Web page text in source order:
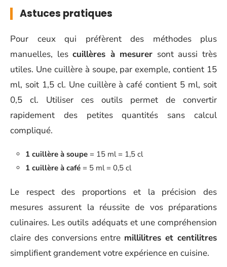
Astuces pratiques
Pour ceux qui préfèrent des méthodes plus
manuelles, lescuillères à mesurer sont aussi très
utiles. Une cuillère à soupe, par exemple, contient 15
ml, soit 1,5 cl. Une cuillère à café contient 5 ml, soit
0,5 cl. Utiliser ces outils permet de convertir
rapidement des petites quantités sans calcul
compliqué.
1 cuillère à soupe = 15 ml = 1,5 cl
1 cuillère à café = 5 ml = 0,5 cl
Le respect des proportions et la précision des
mesures assurent la réussite de vos préparations
culinaires. Les outils adéquats et une compréhension
claire des conversions entre millilitres et centilitres
simplifient grandement votre expérience en cuisine.